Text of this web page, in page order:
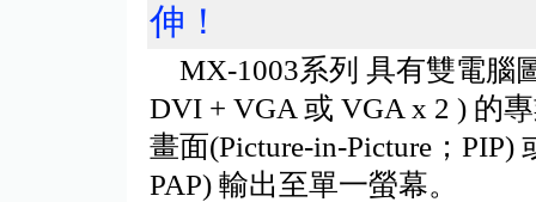
伸！
MX-1003系列 具有雙電腦
DVI + VGA 或 VGA x 2 ) 的
畫面(Picture-in-Picture；PIP)
PAP) 輸出至單一螢幕。